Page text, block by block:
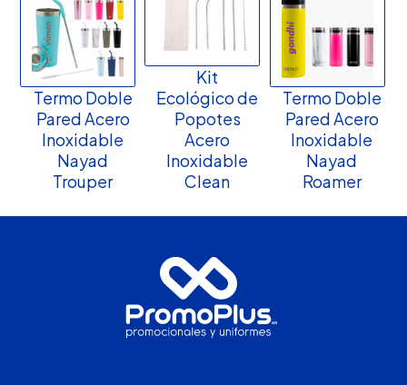
Termo Doble
Pared Acero
Inoxidable
Nayad
Trouper
Kit
Ecológico de
Popotes
Acero
Inoxidable
Clean
Termo Doble
Pared Acero
Inoxidable
Nayad
Roamer